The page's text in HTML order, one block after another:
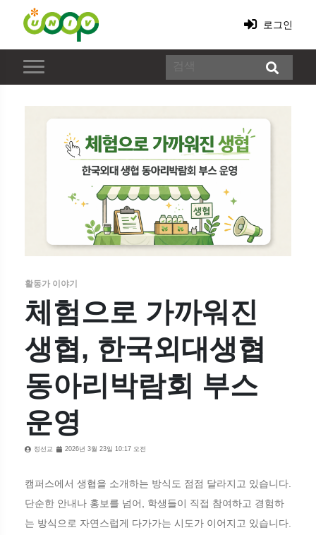
로그인
활동가 이야기
체험으로 가까워진
생협, 한국외대생협
동아리박람회 부스
운영
정선교 2026년 3월 23일 10:17 오전
캠퍼스에서 생협을 소개하는 방식도 점점 달라지고 있습니다.
단순한 안내나 홍보를 넘어, 학생들이 직접 참여하고 경험하
는 방식으로 자연스럽게 다가가는 시도가 이어지고 있습니다.